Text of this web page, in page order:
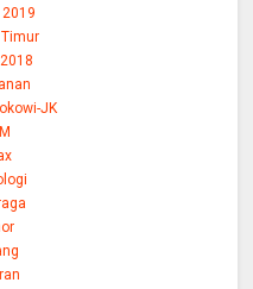
2019
JK